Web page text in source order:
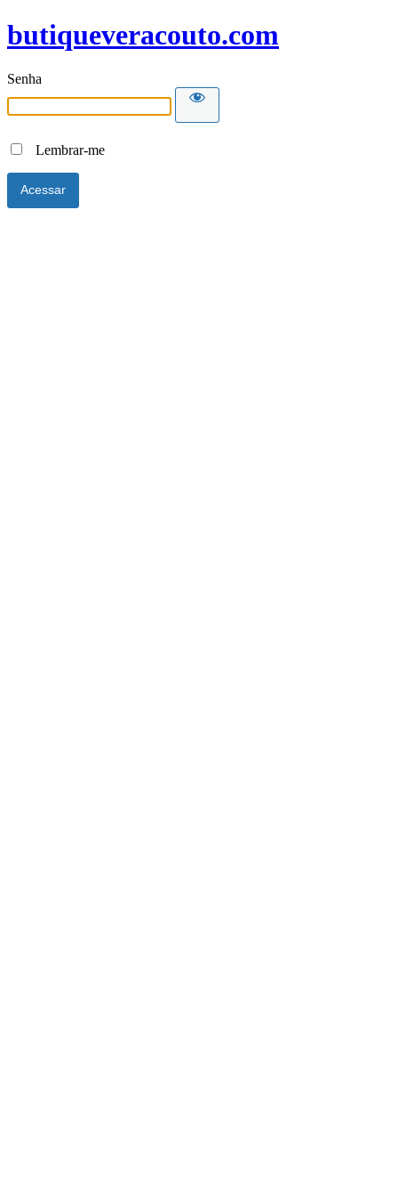
butiqueveracouto.com
Senha
Lembrar-me